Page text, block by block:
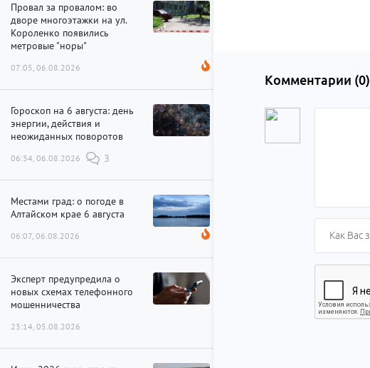
Провал за провалом: во
дворе многоэтажки на ул.
Короленко появились
метровые "норы"
07:05, 06.08.2026
Гороскоп на 6 августа: день
энергии, действия и
неожиданных поворотов
06:34, 06.08.2026 3
Местами град: о погоде в
Алтайском крае 6 августа
06:07, 06.08.2026
Эксперт предупредила о
новых схемах телефонного
мошенничества
23:14, 05.08.2026
Комментарии (0)